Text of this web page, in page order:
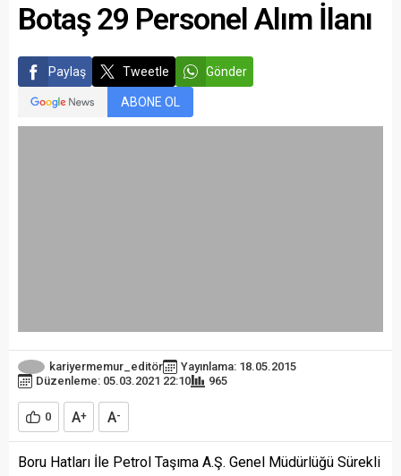
Botaş 29 Personel Alım İlanı
Paylaş Tweetle Gönder
ABONE OL
kariyermemur_editör
Yayınlama: 18.05.2015
Düzenleme: 05.03.2021 22:10
965
0 A+ A-
Boru Hatları İle Petrol Taşıma A.Ş. Genel Müdürlüğü Sürekli